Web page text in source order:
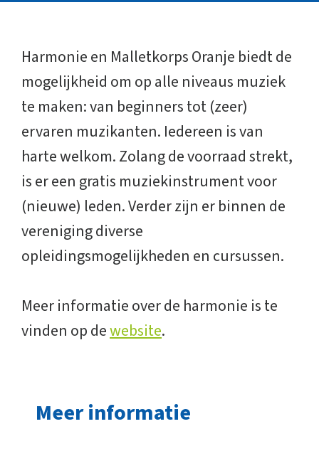
Harmonie en Malletkorps Oranje biedt de
mogelijkheid om op alle niveaus muziek
te maken: van beginners tot (zeer)
ervaren muzikanten. Iedereen is van
harte welkom. Zolang de voorraad strekt,
is er een gratis muziekinstrument voor
(nieuwe) leden. Verder zijn er binnen de
vereniging diverse
opleidingsmogelijkheden en cursussen.
Meer informatie over de harmonie is te
vinden op dewebsite.
Meer informatie